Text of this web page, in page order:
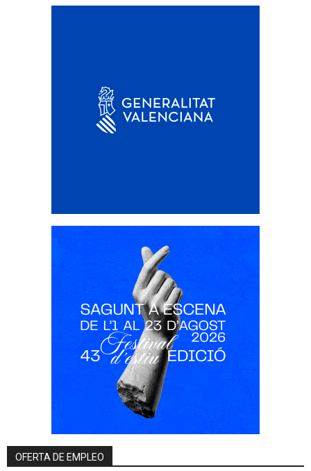
OFERTA DE EMPLEO